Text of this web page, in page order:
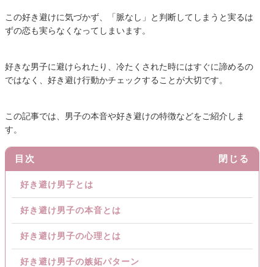
この好き避けに気づかず、「脈なし」と判断してしまうと実るは
ずの恋も実らなくなってしまいます。
好きな男子に避けられたり、冷たくされた時にはすぐに諦めるの
ではなく、好き避け行動かチェックすることが大切です。
この記事では、男子の本音や好き避けの特徴などをご紹介しま
す。
目次 閉じる
好き避け男子とは
好き避け男子の本音とは
好き避け男子の心理とは
好き避け男子の嫉妬パターン